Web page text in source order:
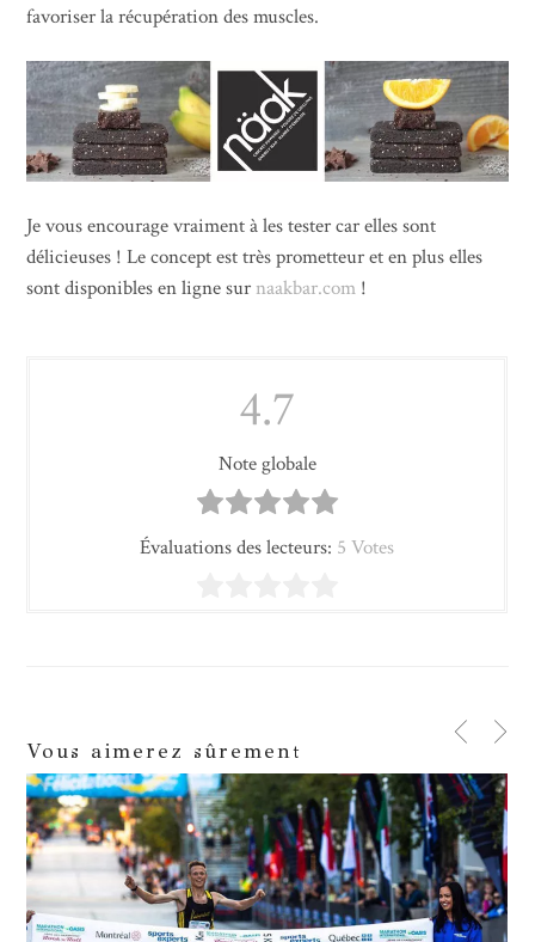
favoriser la récupération des muscles.
Je vous encourage vraiment à les tester car elles sont
délicieuses ! Le concept est très prometteur et en plus elles
sont disponibles en ligne sur naakbar.com !
4.7
Note globale
Évaluations des lecteurs: 5 Votes
Vous aimerez sûrement